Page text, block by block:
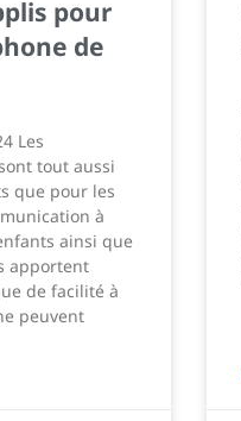
pour
de
Les
tout aussi
que pour les
à
ainsi que
apportent
de facilité à
peuvent